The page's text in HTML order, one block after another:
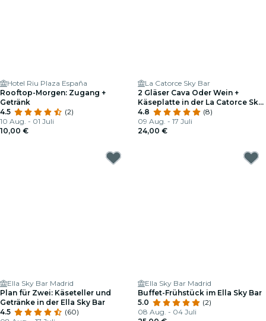
Hotel Riu Plaza España
Rooftop-Morgen: Zugang +
Getränk
4.5
(2)
10 Aug. - 01 Juli
10,00 €
La Catorce Sky Bar
2 Gläser Cava Oder Wein +
Käseplatte in der La Catorce Sky
Bar
4.8
(8)
09 Aug. - 17 Juli
24,00 €
Ella Sky Bar Madrid
Plan für Zwei: Käseteller und
Getränke in der Ella Sky Bar
4.5
(60)
Ella Sky Bar Madrid
Buffet-Frühstück im Ella Sky Bar
5.0
(2)
08 Aug. - 04 Juli